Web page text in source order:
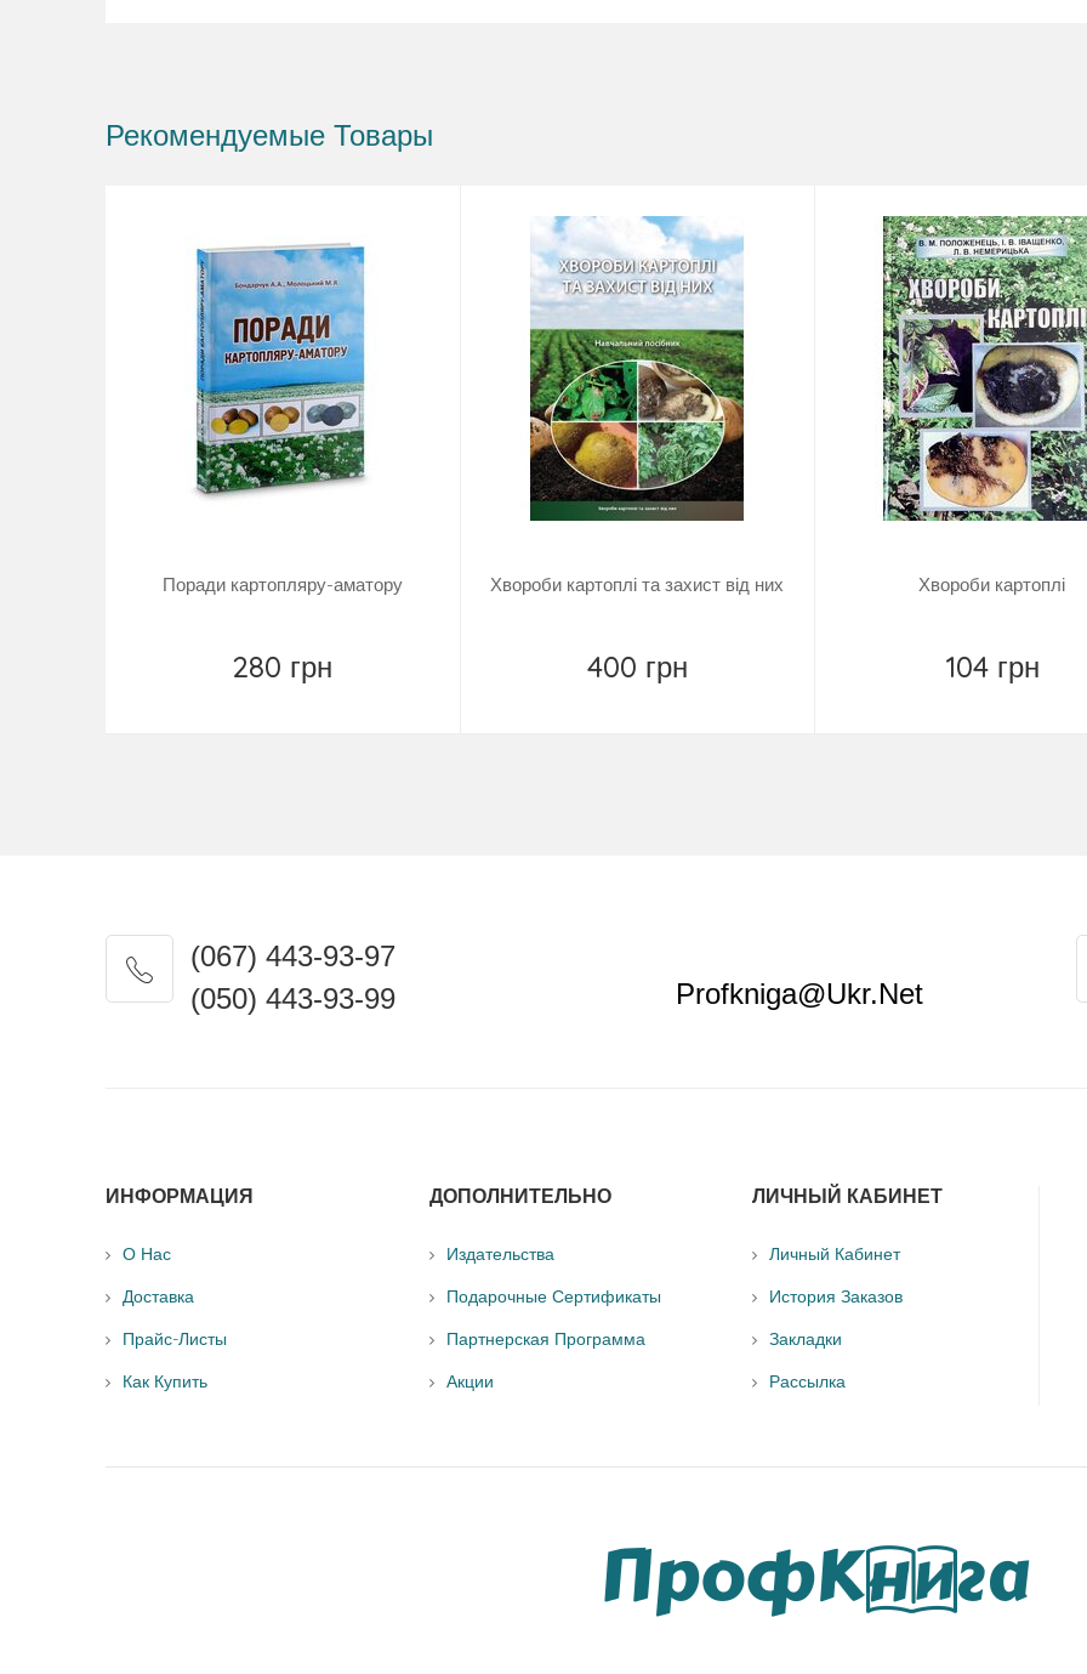
Рекомендуемые Товары
Поради картопляру-аматору
280 грн
Хвороби картоплі та захист від них
400 грн
Хвороби картоплі
104 грн
(067) 443-93-97
(050) 443-93-99
Profkniga@ukr.net
ИНФОРМАЦИЯ
О Нас
Доставка
Прайс-Листы
Как Купить
ДОПОЛНИТЕЛЬНО
Издательства
Подарочные Сертификаты
Партнерская Программа
Акции
ЛИЧНЫЙ КАБИНЕТ
Личный Кабинет
История Заказов
Закладки
Рассылка